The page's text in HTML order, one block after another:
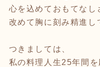
心を込めておもてなし
改めて胸に刻み精進し
つきましては、
私の料理人生25年間を